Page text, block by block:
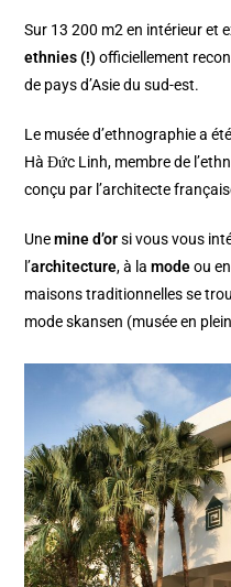
Sur 13 200 m2 en intérieur et
ethnies (!) officiellement
de pays d’Asie du sud-est.
Le musée d’ethnographie a
Hà Đức Linh, membre de
conçu par l’architecte
Unemine d’orsi vous vous
l’architecture, à lamodeou
maisons traditionnelles se
mode skansen (musée en